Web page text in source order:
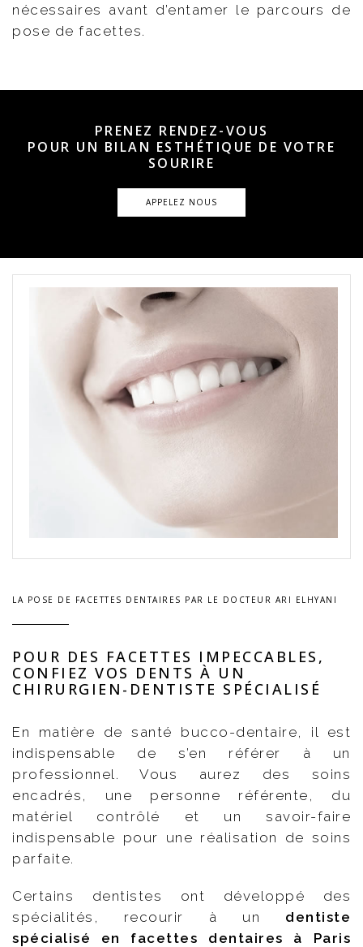
nécessaires avant d’entamer le parcours de
pose de facettes.
PRENEZ RENDEZ-VOUS
POUR UN BILAN ESTHÉTIQUE DE VOTRE
SOURIRE
APPELEZ NOUS
LA POSE DE FACETTES DENTAIRES PAR LE DOCTEUR ARI ELHYANI
POUR DES FACETTES IMPECCABLES,
CONFIEZ VOS DENTS À UN
CHIRURGIEN-DENTISTE SPÉCIALISÉ
En matière de santé bucco-dentaire, il est
indispensable de s’en référer à un
professionnel. Vous aurez des soins
encadrés, une personne référente, du
matériel contrôlé et un savoir-faire
indispensable pour une réalisation de soins
parfaite.
Certains dentistes ont développé des
spécialités, recourir à un dentiste
spécialisé en facettes dentaires à Paris